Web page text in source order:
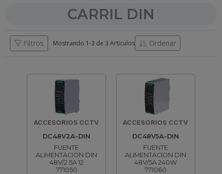
CARRIL DIN
Filtros Mostrando 1-3 de 3 Articulos Ordenar
ACCESORIOS CCTV
DC48V2A-DIN
FUENTE
ALIMENTACION DIN
48V/2.5A 12
771050
ACCESORIOS CCTV
DC48V5A-DIN
FUENTE
ALIMENTACION DIN
48V/5A 240W
771060